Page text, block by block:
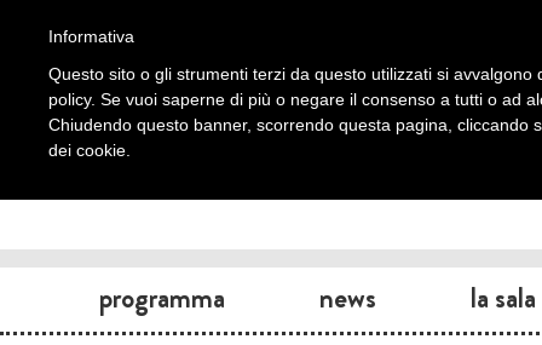
programma news la sala
Informativa
Questo sito o gli strumenti terzi da questo utilizzati si
policy. Se vuoi saperne di più o negare il consenso a tutti o ad
Chiudendo questo banner, scorrendo questa pagina, cliccando
dei cookie.